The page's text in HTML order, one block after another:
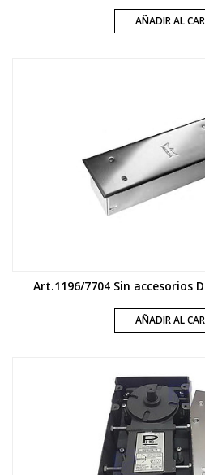
AÑADIR AL
Art.1196/7704 Sin accesorios
AÑADIR AL